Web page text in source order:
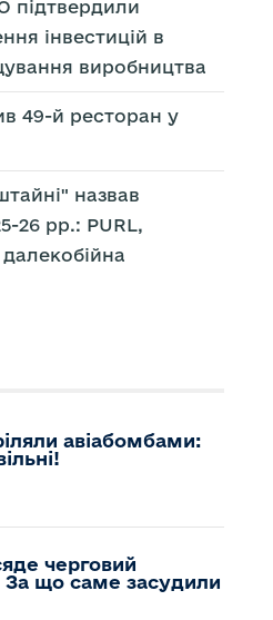
підтвердили
інвестицій в
виробництва
49-й ресторан у
назвав
26 рр.: PURL,
авіабомбами:
черговий
За що саме засудили